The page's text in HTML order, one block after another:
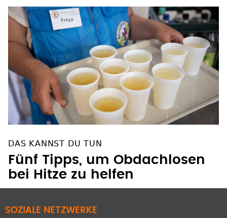
DAS KANNST DU TUN
Fünf Tipps, um Obdachlosen
bei Hitze zu helfen
SOZIALE NETZWERKE